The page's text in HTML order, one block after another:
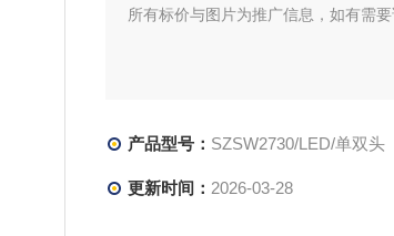
所有标价与图片为推广信息，如有需
产品型号： SZSW2730/LED/单双头
更新时间： 2026-03-28